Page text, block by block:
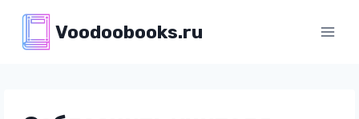
содержимому
Voodoobooks.ru